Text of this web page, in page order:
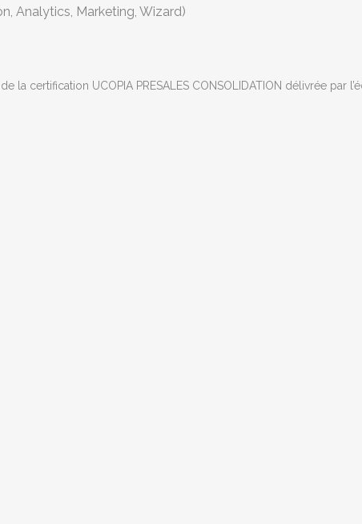
Analytics, Marketing, Wizard)
la certification UCOPIA PRESALES CONSOLIDATION délivrée par